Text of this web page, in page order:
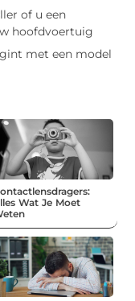
of u een
hoofdvoertuig
met een model
Wat Je Moet